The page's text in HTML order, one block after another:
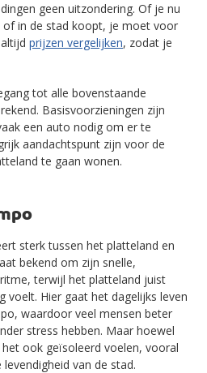
geen uitzondering. Of je nu
of in de stad koopt, je moet voor
prijzen vergelijken, zodat je
tot alle bovenstaande
Basisvoorzieningen zijn
een auto nodig om er te
aandachtspunt zijn voor de
te gaan wonen.
sterk tussen het platteland en
bekend om zijn snelle,
terwijl het platteland juist
voelt. Hier gaat het dagelijks leven
waardoor veel mensen beter
stress hebben. Maar hoewel
ook geïsoleerd voelen, vooral
van de stad.